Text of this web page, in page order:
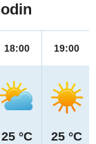
18:00
25 °C
19:00
25 °C